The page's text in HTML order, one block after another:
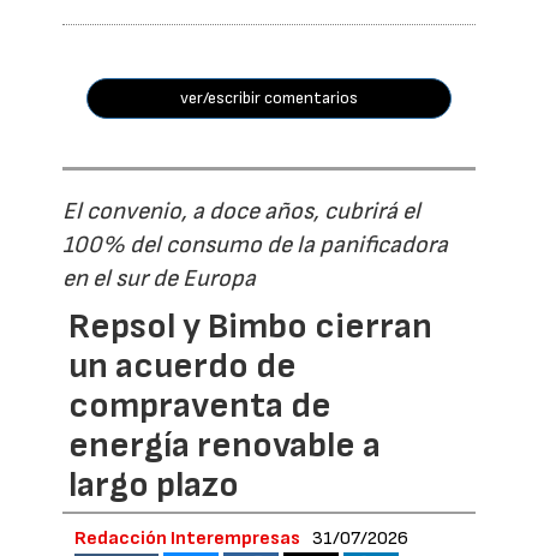
ver/escribir comentarios
El convenio, a doce años, cubrirá el
100% del consumo de la panificadora
en el sur de Europa
Repsol y Bimbo cierran
un acuerdo de
compraventa de
energía renovable a
largo plazo
Redacción Interempresas 31/07/2026